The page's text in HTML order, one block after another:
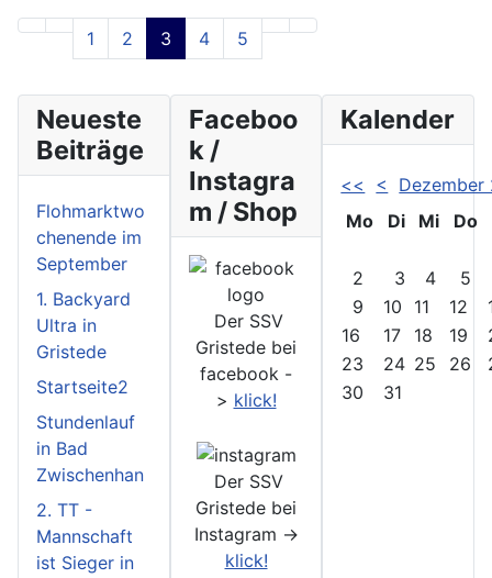
1 2 3 4 5
Neueste
Beiträge
Flohmarktwo
chenende im
September
1. Backyard
Ultra in
Gristede
Startseite2
Stundenlauf
in Bad
Zwischenhan
2. TT -
Mannschaft
ist Sieger in
Faceboo
k /
Instagra
m / Shop
Der SSV
Gristede bei
facebook -
> klick!
Der SSV
Gristede bei
Instagram ->
klick!
Kalender
<< <
Dezember
Mo
Di Mi Do
2 3 4 5
9
10 11 12
16
17 18 19
23
24 25 26
30
31